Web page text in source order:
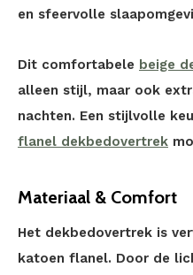
en sfeervolle
Dit comfortabele beige
alleen stijl, maar ook
nachten. Een stijlvolle
flanel dekbedovertrek
Materiaal & Comfort
Het dekbedovertrek is
katoen flanel. Door de